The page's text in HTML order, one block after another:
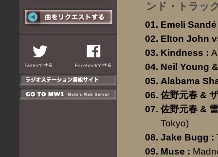
Twitterで共有 Facebookで共有
ンド・トラッ
Emeli Sandé
Elton John
Kindness :
Neil Young
Alabama
佐野元春 &
佐野元春 &
Tokyo)
Jake Bugg :
Muse :